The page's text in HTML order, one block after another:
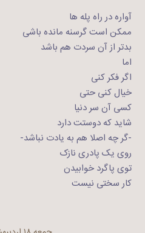
آواره در راه پله ها
ممکن است گرسنه مانده باشی
بدتر از آن سردت هم باشد
اما
اگر فکر کنی
خیال کنی حتی
کسی آن سر دنیا
شاید که دوستت دارد
-گر چه اصلا هم به یادت نباشد-
روی یک پادری نازک
توی پاگرد خوابیدن
کار سختی نیست